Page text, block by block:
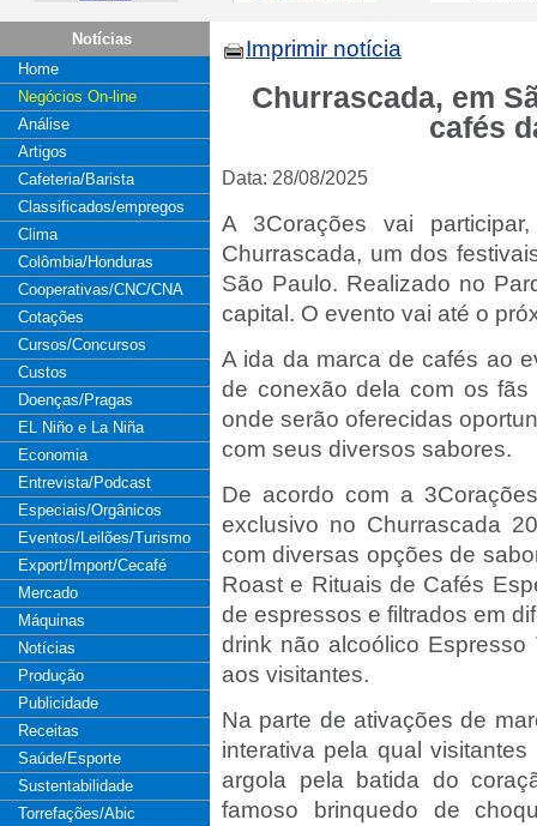
Notícias
Home
Negócios On-line
Análise
Artigos
Cafeteria/Barista
Classificados/empregos
Clima
Colômbia/Honduras
Cooperativas/CNC/CNA
Cotações
Cursos/Concursos
Custos
Doenças/Pragas
EL Niño e La Niña
Economia
Entrevista/Podcast
Especiais/Orgânicos
Eventos/Leilões/Turismo
Export/Import/Cecafé
Mercado
Máquinas
Notícias
Produção
Publicidade
Receitas
Saúde/Esporte
Sustentabilidade
Torrefações/Abic
Imprimir notícia
Churrascada, em
cafés
Data: 28/08/2025
A 3Corações vai
Churrascada, um dos
São Paulo. Realizado no
capital. O evento vai até o
A ida da marca de cafés ao
de conexão dela com os
onde serão oferecidas
com seus diversos sabores.
De acordo com a
exclusivo no Churrascada
com diversas opções de
Roast e Rituais de Cafés
de espressos e filtrados em
drink não alcoólico
aos visitantes.
Na parte de ativações de
interativa pela qual
argola pela batida do
famoso brinquedo de